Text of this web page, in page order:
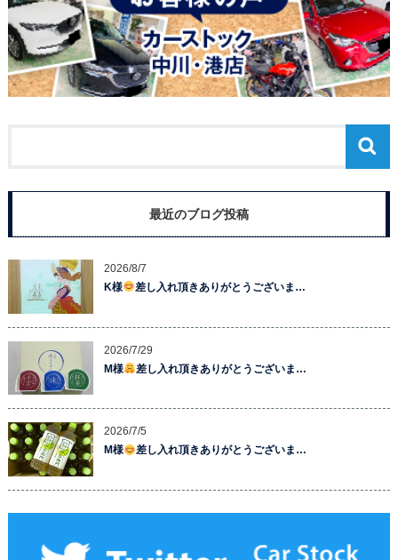
最近のブログ投稿
2026/8/7
K様
差し入れ頂きありがとうございま…
2026/7/29
M様
差し入れ頂きありがとうございま…
2026/7/5
M様
差し入れ頂きありがとうございま…